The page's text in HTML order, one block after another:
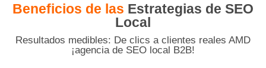
Beneficios de las Estrategias de SEO
Local
Resultados medibles: De clics a clientes reales AMD
¡agencia de SEO local B2B!